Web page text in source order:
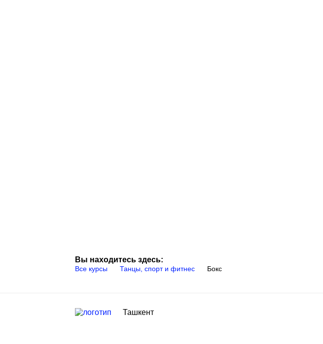
Вы находитесь здесь:
Все курсы Танцы, спорт и фитнес Бокс
Ташкент